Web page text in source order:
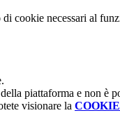
cookie necessari al
piattaforma e non è
visionare la